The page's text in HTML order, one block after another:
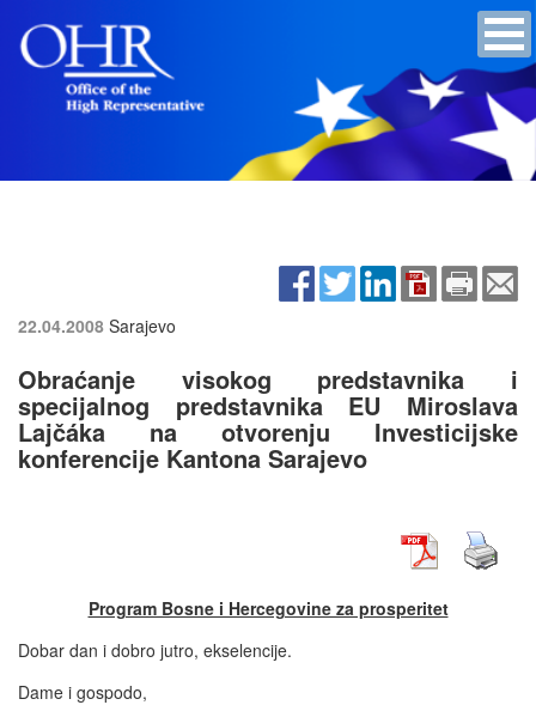
22.04.2008 Sarajevo
Obraćanje visokog predstavnika i
specijalnog predstavnika EU Miroslava
Lajčáka na otvorenju Investicijske
konferencije Kantona Sarajevo
Program Bosne i Hercegovine za prosperitet
Dobar dan i dobro jutro, ekselencije.
Dame i gospodo,